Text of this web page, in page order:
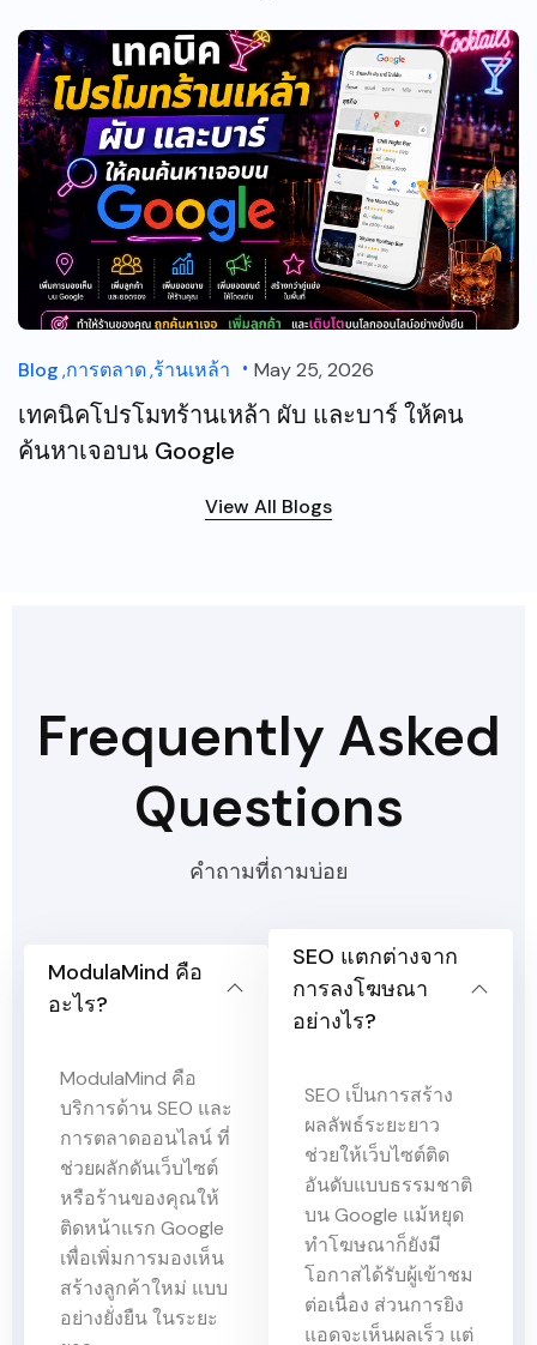
Blog การตลาด ร้านเหล้า May 25, 2026
เทคนิคโปรโมทร้านเหล้า ผับ และบาร์ ให้คน
ค้นหาเจอบน Google
View All Blogs
Frequently Asked
Questions
คำถามที่ถามบ่อย
ModulaMind คือ
อะไร?
ModulaMind คือ
บริการด้าน SEO และ
การตลาดออนไลน์ ที่
ช่วยผลักดันเว็บไซต์
หรือร้านของคุณให้
ติดหน้าแรก Google
เพื่อเพิ่มการมองเห็น
สร้างลูกค้าใหม่ แบบ
อย่างยั่งยืน ในระยะ
SEO แตกต่างจาก
การลงโฆษณา
อย่างไร?
SEO เป็นการสร้าง
ผลลัพธ์ระยะยาว
ช่วยให้เว็บไซต์ติด
อันดับแบบธรรมชาติ
บน Google แม้หยุด
ทำโฆษณาก็ยังมี
โอกาสได้รับผู้เข้าชม
ต่อเนื่อง ส่วนการยิง
แอดจะเห็นผลเร็ว แต่